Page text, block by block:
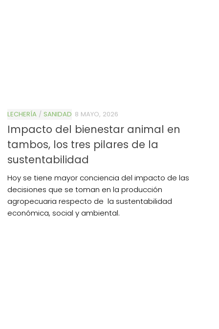
LECHERÍA / SANIDAD 8 MAYO, 2026
Impacto del bienestar animal en
tambos, los tres pilares de la
sustentabilidad
Hoy se tiene mayor conciencia del impacto de las
decisiones que se toman en la producción
agropecuaria respecto de la sustentabilidad
económica, social y ambiental.